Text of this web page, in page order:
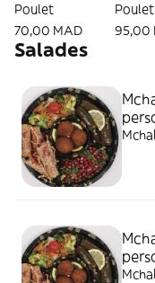
Poulet
70,00 MAD
Poulet
95,00
Salades